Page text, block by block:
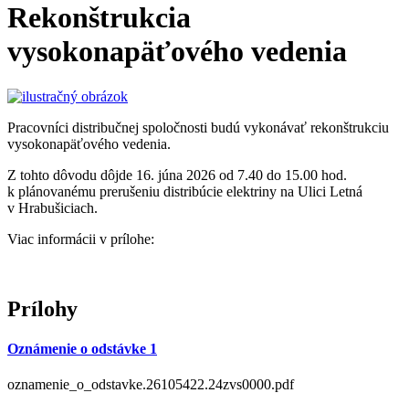
Rekonštrukcia
vysokonapäťového vedenia
Pracovníci distribučnej spoločnosti budú vykonávať rekonštrukciu
vysokonapäťového vedenia.
Z tohto dôvodu dôjde 16. júna 2026 od 7.40 do 15.00 hod.
k plánovanému prerušeniu distribúcie elektriny na Ulici Letná
v Hrabušiciach.
Viac informácii v prílohe:
Prílohy
Oznámenie o odstávke 1
oznamenie_o_odstavke.26105422.24zvs0000.pdf